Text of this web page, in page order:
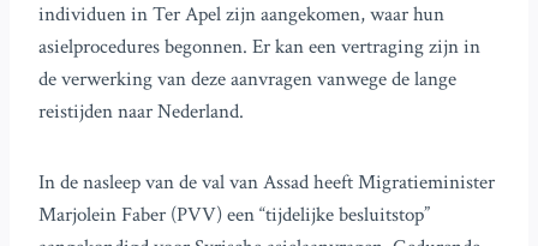
individuen in Ter Apel zijn aangekomen, waar hun
asielprocedures begonnen. Er kan een vertraging zijn in
de verwerking van deze aanvragen vanwege de lange
reistijden naar Nederland.
In de nasleep van de val van Assad heeft Migratieminister
Marjolein Faber (PVV) een “tijdelijke besluitstop”